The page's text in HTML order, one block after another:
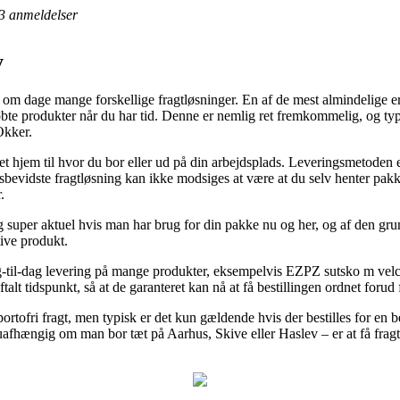
anmeldelser
dage mange forskellige fragtløsninger. En af de mest almindelige
produkter når du har tid. Denne er nemlig ret fremkommelig, og
hjem til hvor du bor eller ud på din arbejdsplads. Leveringsmetoden
fragtløsning kan ikke modsiges at være at du selv henter
aktuel hvis man har brug for din pakke nu og her, og af den
produkt.
dag levering på mange produkter, eksempelvis EZPZ sutsko m
tidspunkt, så at de garanteret kan nå at få bestillingen ordnet
fragt, men typisk er det kun gældende hvis der bestilles for en
om man bor tæt på Aarhus, Skive eller Haslev – er at få